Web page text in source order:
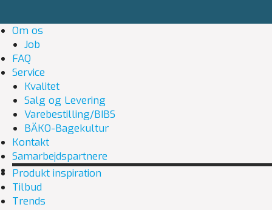
Om os
Job
FAQ
Service
Kvalitet
Salg og Levering
Varebestilling/BIBS
BÄKO-Bagekultur
Kontakt
Samarbejdspartnere
Produkt inspiration
Tilbud
Trends